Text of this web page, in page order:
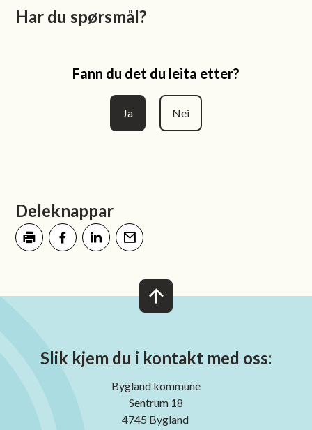
Har du spørsmål?
Fann du det du leita etter?
Ja Nei
Deleknappar
Slik kjem du i kontakt med oss:
Bygland kommune
Sentrum 18
4745 Bygland